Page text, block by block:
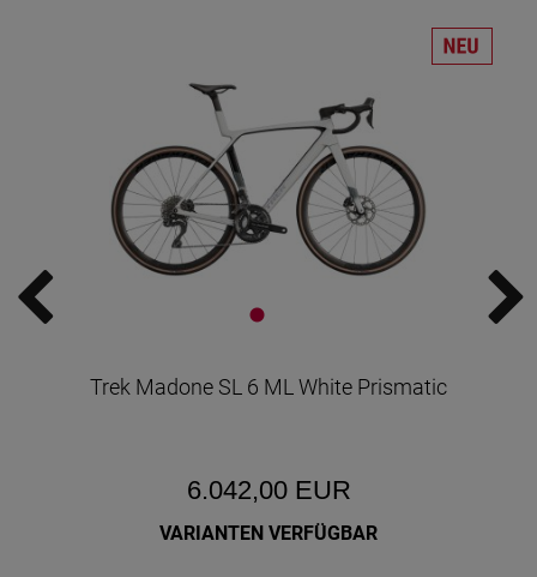
Trek Madone SL 6 ML White Prismatic
6.042,00 EUR
VARIANTEN VERFÜGBAR